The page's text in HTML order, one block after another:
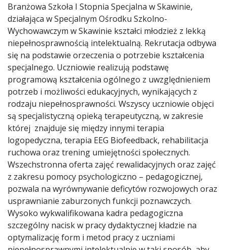
Branżowa Szkoła I Stopnia Specjalna w Skawinie,
działająca w Specjalnym Ośrodku Szkolno-
Wychowawczym w Skawinie kształci młodzież z lekką
niepełnosprawnością intelektualną. Rekrutacja odbywa
się na podstawie orzeczenia o potrzebie kształcenia
specjalnego. Uczniowie realizują podstawę
programową kształcenia ogólnego z uwzględnieniem
potrzeb i możliwości edukacyjnych, wynikających z
rodzaju niepełnosprawności. Wszyscy uczniowie objęci
są specjalistyczną opieką terapeutyczną, w zakresie
której znajduje się między innymi terapia
logopedyczna, terapia EEG Biofeedback, rehabilitacja
ruchowa oraz trening umiejętności społecznych.
Wszechstronna oferta zajęć rewalidacyjnych oraz zajęć
z zakresu pomocy psychologiczno – pedagogicznej,
pozwala na wyrównywanie deficytów rozwojowych oraz
usprawnianie zaburzonych funkcji poznawczych.
Wysoko wykwalifikowana kadra pedagogiczna
szczególny nacisk w pracy dydaktycznej kładzie na
optymalizację form i metod pracy z uczniami